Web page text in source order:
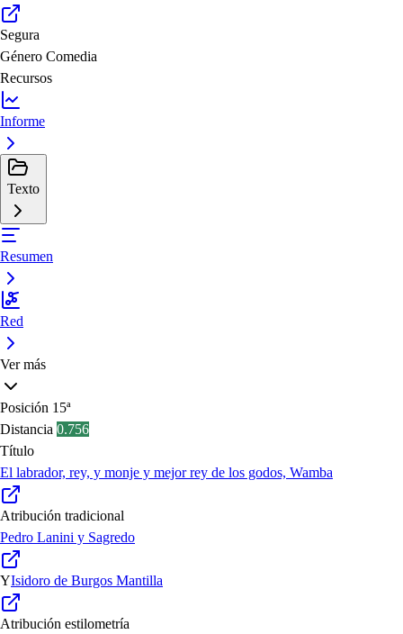
Segura
Género Comedia
Recursos
Informe
Texto
Resumen
Red
Ver más
Posición 15ª
Distancia 0.756
Título
El labrador, rey, y monje y mejor rey de los godos, Wamba
Atribución tradicional
Pedro Lanini y Sagredo
YIsidoro de Burgos Mantilla
Atribución estilometría